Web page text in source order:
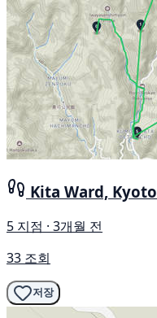
Kita Ward, Kyoto
5 지점 · 3개월 전
33 조회
저장